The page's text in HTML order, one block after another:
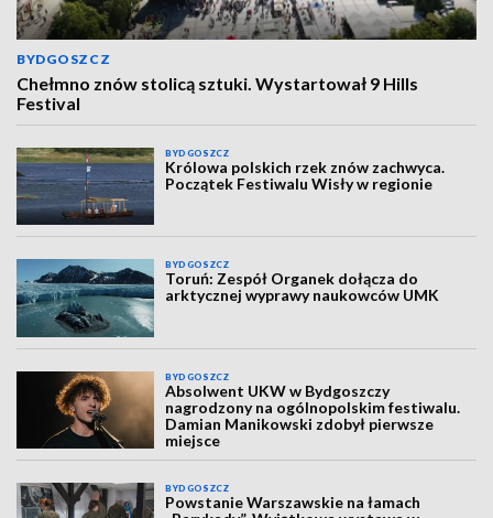
BYDGOSZCZ
Chełmno znów stolicą sztuki. Wystartował 9 Hills
Festival
BYDGOSZCZ
Królowa polskich rzek znów zachwyca.
Początek Festiwalu Wisły w regionie
BYDGOSZCZ
Toruń: Zespół Organek dołącza do
arktycznej wyprawy naukowców UMK
BYDGOSZCZ
Absolwent UKW w Bydgoszczy
nagrodzony na ogólnopolskim festiwalu.
Damian Manikowski zdobył pierwsze
miejsce
BYDGOSZCZ
Powstanie Warszawskie na łamach